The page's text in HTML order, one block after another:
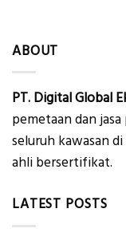
ABOUT
PT. Digital Global
pemetaan dan
seluruh kawasan
ahli bersertifikat.
LATEST POSTS